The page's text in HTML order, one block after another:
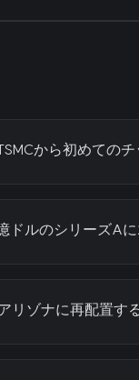
から初めてのチ
ドルのシリーズA
リゾナに再配置す